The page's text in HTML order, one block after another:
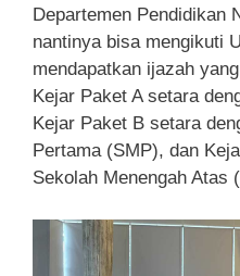
Departemen Pendidikan
nantinya bisa mengikuti
mendapatkan ijazah
Kejar Paket A setara
Kejar Paket B setara
Pertama (SMP), dan
Sekolah Menengah Atas